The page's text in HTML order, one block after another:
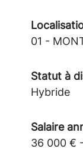
01 -
Statut à
Hybride
Salaire
36 000 €